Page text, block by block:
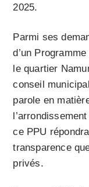
2025.
Parmi ses
d’un
le quartier
conseil
parole en
ce PPU
transparence
privés.